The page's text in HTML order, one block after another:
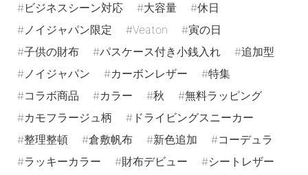
ビジネスシーン対応
大容量
休日
ノイジャパン限定
Veaton
寅の日
子供の財布
パスケース付き小銭入れ
追加型
ノイジャパン
カーボンレザー
特集
コラボ商品
カラー 秋
無料ラッピング
カモフラージュ柄
ドライビングスニーカー
整理整頓
倉敷帆布 新色追加
コーデュラ
ラッキーカラー
財布デビュー
シートレザー